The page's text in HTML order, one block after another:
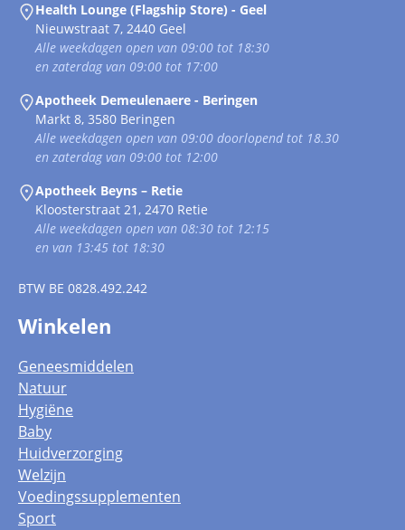
Health Lounge (Flagship Store) - Geel
Nieuwstraat 7, 2440 Geel
Alle weekdagen open van 09:00 tot 18:30
en zaterdag van 09:00 tot 17:00
Apotheek Demeulenaere - Beringen
Markt 8, 3580 Beringen
Alle weekdagen open van 09:00 doorlopend tot 18.30
en zaterdag van 09:00 tot 12:00
Apotheek Beyns – Retie
Kloosterstraat 21, 2470 Retie
Alle weekdagen open van 08:30 tot 12:15
en van 13:45 tot 18:30
BTW BE 0828.492.242
Winkelen
Geneesmiddelen
Natuur
Hygiëne
Baby
Huidverzorging
Welzijn
Voedingssupplementen
Sport